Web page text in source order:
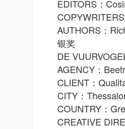
EDITORS：
AUTHORS：
银奖
DE
AGENCY：
CLIENT：
CITY：
COUNTRY：
CREATIVE